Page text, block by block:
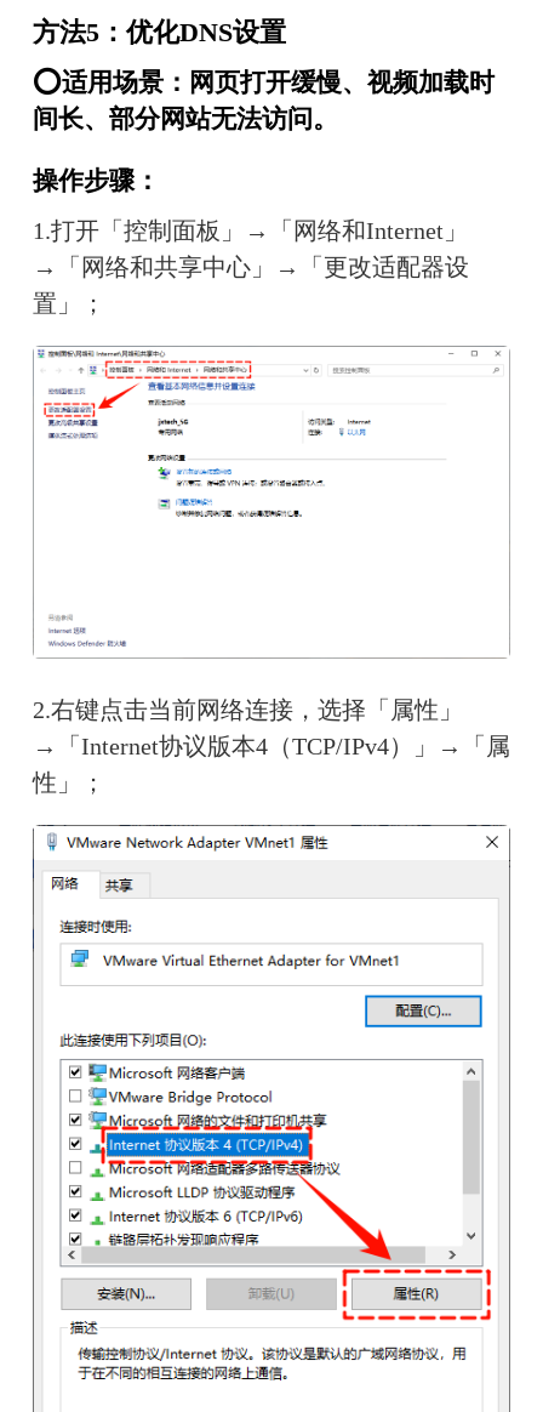
方法5：优化DNS设置
⭕适用场景：网页打开缓慢、视频加载时
间长、部分网站无法访问。
操作步骤：
1.打开「控制面板」→「网络和Internet」
→「网络和共享中心」→「更改适配器设
置」；
2.右键点击当前网络连接，选择「属性」
→「Internet协议版本4（TCP/IPv4）」→「属
性」；